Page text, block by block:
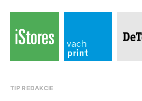
TIP REDAKCIE